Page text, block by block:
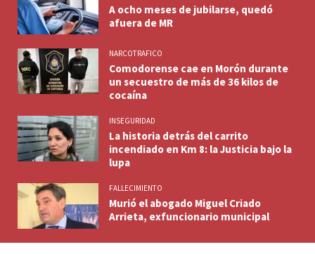
A ocho meses de jubilarse, quedó
afuera de MR
NARCOTRAFICO
Comodorense cae en Morón durante
un secuestro de más de 36 kilos de
cocaína
INSEGURIDAD
La historia detrás del carrito
incendiado en Km 8: la Justicia bajo la
lupa
FALLECIMIENTO
Murió el abogado Miguel Criado
Arrieta, exfuncionario municipal